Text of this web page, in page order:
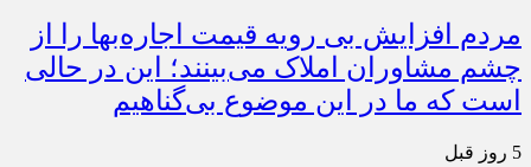
مردم افزایش بی رویه قیمت اجاره‌بها را از
چشم مشاوران املاک می‌بینند؛ این در حالی
است که ما در این موضوع بی‌گناهیم
5 روز قبل